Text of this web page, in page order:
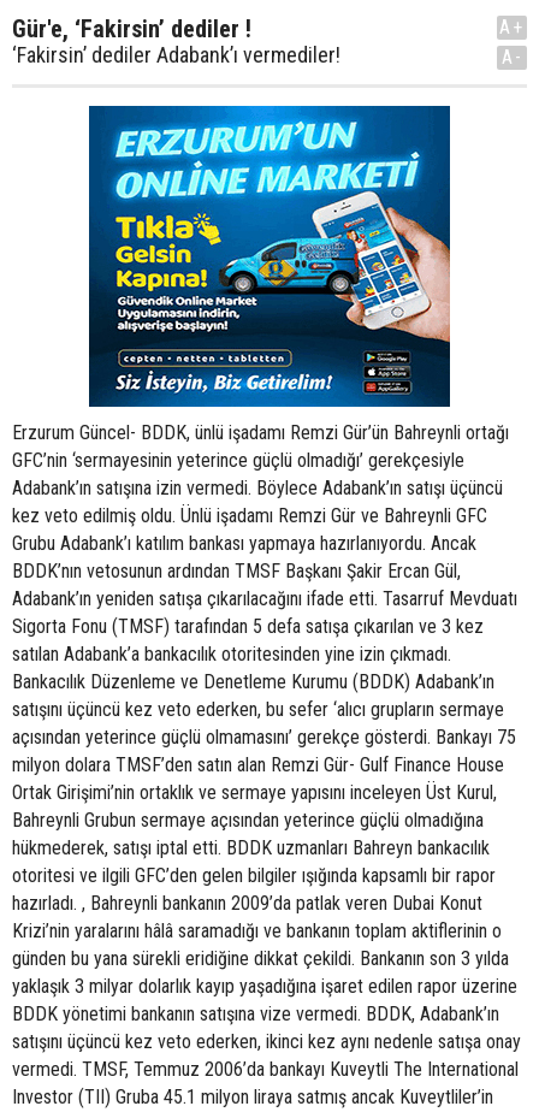
Gür'e, ‘Fakirsin’ dediler !
‘Fakirsin’ dediler Adabank’ı vermediler!
A+
A-
Erzurum Güncel- BDDK, ünlü işadamı Remzi Gür’ün Bahreynli ortağı
GFC’nin ‘sermayesinin yeterince güçlü olmadığı’ gerekçesiyle
Adabank’ın satışına izin vermedi. Böylece Adabank’ın satışı üçüncü
kez veto edilmiş oldu. Ünlü işadamı Remzi Gür ve Bahreynli GFC
Grubu Adabank’ı katılım bankası yapmaya hazırlanıyordu. Ancak
BDDK’nın vetosunun ardından TMSF Başkanı Şakir Ercan Gül,
Adabank’ın yeniden satışa çıkarılacağını ifade etti. Tasarruf Mevduatı
Sigorta Fonu (TMSF) tarafından 5 defa satışa çıkarılan ve 3 kez
satılan Adabank’a bankacılık otoritesinden yine izin çıkmadı.
Bankacılık Düzenleme ve Denetleme Kurumu (BDDK) Adabank’ın
satışını üçüncü kez veto ederken, bu sefer ‘alıcı grupların sermaye
açısından yeterince güçlü olmamasını’ gerekçe gösterdi. Bankayı 75
milyon dolara TMSF’den satın alan Remzi Gür- Gulf Finance House
Ortak Girişimi’nin ortaklık ve sermaye yapısını inceleyen Üst Kurul,
Bahreynli Grubun sermaye açısından yeterince güçlü olmadığına
hükmederek, satışı iptal etti. BDDK uzmanları Bahreyn bankacılık
otoritesi ve ilgili GFC’den gelen bilgiler ışığında kapsamlı bir rapor
hazırladı. , Bahreynli bankanın 2009’da patlak veren Dubai Konut
Krizi’nin yaralarını hâlâ saramadığı ve bankanın toplam aktiflerinin o
günden bu yana sürekli eridiğine dikkat çekildi. Bankanın son 3 yılda
yaklaşık 3 milyar dolarlık kayıp yaşadığına işaret edilen rapor üzerine
BDDK yönetimi bankanın satışına vize vermedi. BDDK, Adabank’ın
satışını üçüncü kez veto ederken, ikinci kez aynı nedenle satışa onay
vermedi. TMSF, Temmuz 2006’da bankayı Kuveytli The International
Investor (TII) Gruba 45.1 milyon liraya satmış ancak Kuveytliler’in